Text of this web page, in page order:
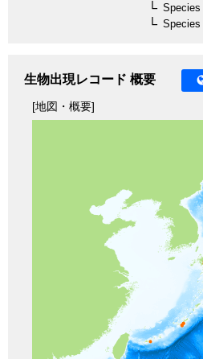
Species
Species
生物出現レコード 概要
[地図・概要]